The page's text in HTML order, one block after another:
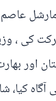
کی ،
اور
کیا،